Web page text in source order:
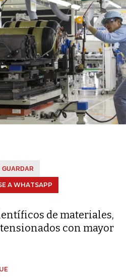
GUARDAR
A WHATSAPP
de materiales,
con mayor